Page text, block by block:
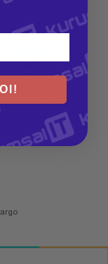
Alışveriş
bit SSL sertifikası